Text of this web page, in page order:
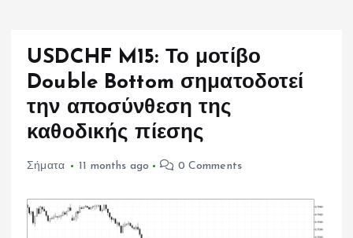
USDCHF M15: Το μοτίβο
Double Bottom σηματοδοτεί
την αποσύνθεση της
καθοδικής πίεσης
Σήματα 11 months ago 0 Comments